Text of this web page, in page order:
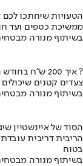
הטעויות שיחתכו
ממשיכת כספים ועד
בשיתוף מנורה
איך 200 ש"ח בחודש הופכים ל140 אלף ?
צעדים קטנים שיכולים
בשיתוף מנורה
הסוד של איינשטיין
הריבית דריבית
בטוח
בשיתוף מנורה